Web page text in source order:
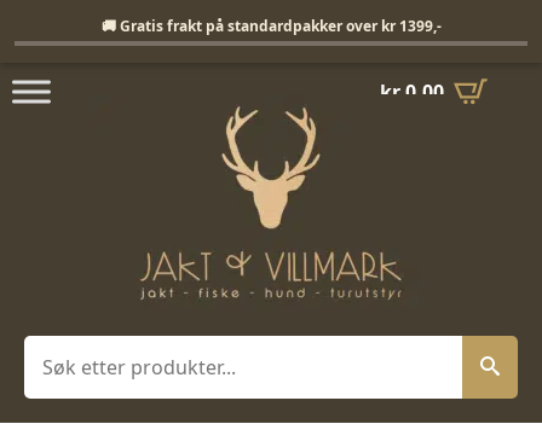
kr0,00
Søk
🚚 Gratis frakt på standardpakker over kr 1399,-